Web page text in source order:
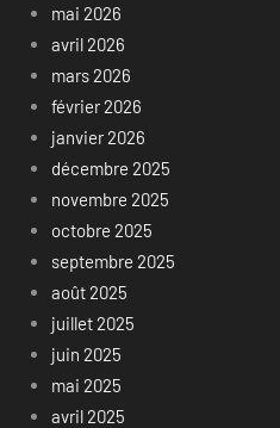
mai 2026
avril 2026
mars 2026
février 2026
janvier 2026
décembre 2025
novembre 2025
octobre 2025
septembre 2025
août 2025
juillet 2025
juin 2025
mai 2025
avril 2025